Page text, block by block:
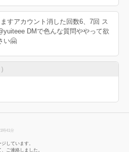
すアカウント消した回数6、7回 ス
DMで色んな質問ややって欲
い🤗
時41分
しています。
ご連絡しました。